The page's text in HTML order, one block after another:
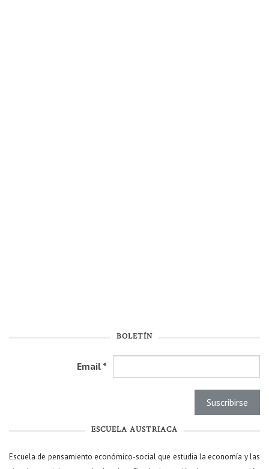
BOLETÍN
Email *
ESCUELA AUSTRIACA
Escuela de pensamiento económico-social que estudia la economía y las